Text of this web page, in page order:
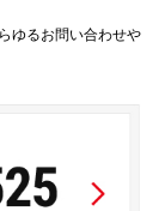
ゆるお問い合わせや